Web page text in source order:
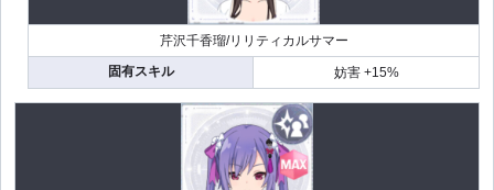
芹沢千香瑠/リリティカルサマー
固有スキル
妨害 +15%